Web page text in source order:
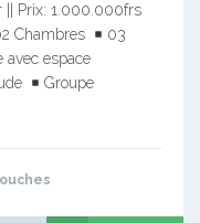
|| Prix: 1.000.000frs
Chambres
03
avec espace
Groupe